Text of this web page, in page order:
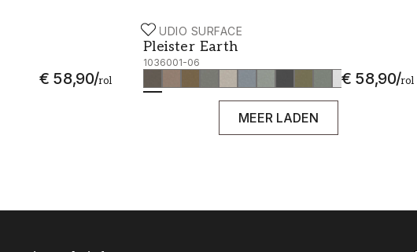
€ 58,90/rol
04 STUDIO SURFACE
Pleister Earth
1036001-06
€ 58,90/rol
Pleister Earth - 1036001-06
MEER LADEN